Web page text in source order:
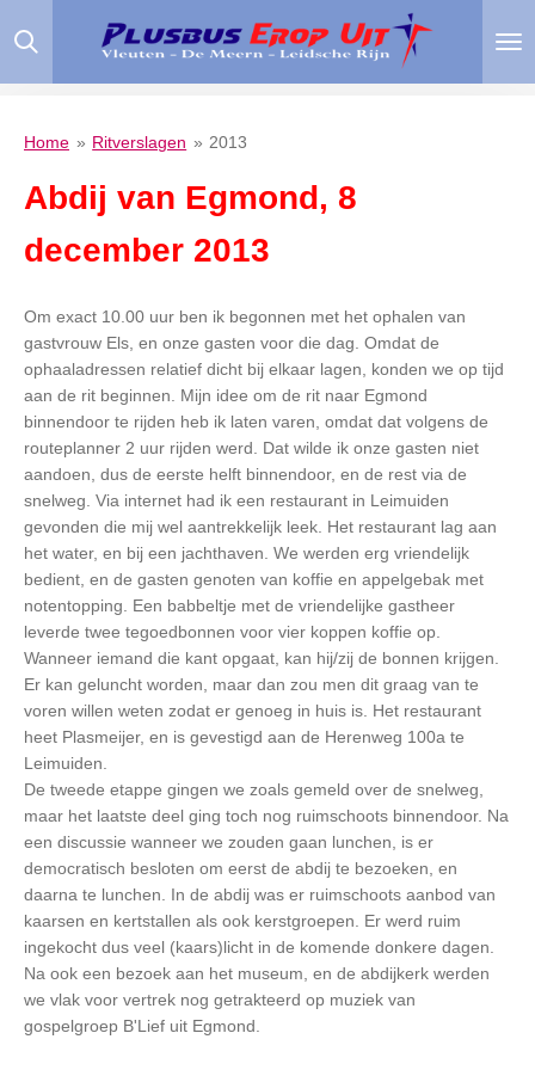
direct
Home » Ritverslagen » 2013
Abdij van Egmond, 8
december 2013
Om exact 10.00 uur ben ik begonnen met het ophalen van
gastvrouw Els, en onze gasten voor die dag. Omdat de
ophaaladressen relatief dicht bij elkaar lagen, konden we op tijd
aan de rit beginnen. Mijn idee om de rit naar Egmond
binnendoor te rijden heb ik laten varen, omdat dat volgens de
routeplanner 2 uur rijden werd. Dat wilde ik onze gasten niet
aandoen, dus de eerste helft binnendoor, en de rest via de
snelweg. Via internet had ik een restaurant in Leimuiden
gevonden die mij wel aantrekkelijk leek. Het restaurant lag aan
het water, en bij een jachthaven. We werden erg vriendelijk
bedient, en de gasten genoten van koffie en appelgebak met
notentopping. Een babbeltje met de vriendelijke gastheer
leverde twee tegoedbonnen voor vier koppen koffie op.
Wanneer iemand die kant opgaat, kan hij/zij de bonnen krijgen.
Er kan geluncht worden, maar dan zou men dit graag van te
voren willen weten zodat er genoeg in huis is. Het restaurant
heet Plasmeijer, en is gevestigd aan de Herenweg 100a te
Leimuiden.
De tweede etappe gingen we zoals gemeld over de snelweg,
maar het laatste deel ging toch nog ruimschoots binnendoor. Na
een discussie wanneer we zouden gaan lunchen, is er
democratisch besloten om eerst de abdij te bezoeken, en
daarna te lunchen. In de abdij was er ruimschoots aanbod van
kaarsen en kertstallen als ook kerstgroepen. Er werd ruim
ingekocht dus veel (kaars)licht in de komende donkere dagen.
Na ook een bezoek aan het museum, en de abdijkerk werden
we vlak voor vertrek nog getrakteerd op muziek van
gospelgroep B'Lief uit Egmond.